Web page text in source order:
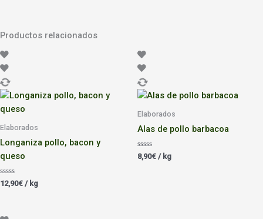
Productos relacionados
Elaborados
Longaniza pollo, bacon y
queso
Valorado
con
12,90€ / kg
Elaborados
Alas de pollo barbacoa
Valorado
con
8,90€ / kg